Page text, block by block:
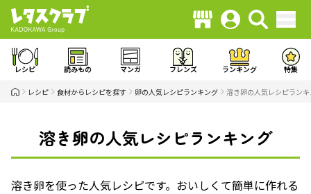
レシピ 読みもの マンガ フレンズ ランキング 特集
レシピ 食材からレシピを探す 卵の人気レシピランキング 溶き卵の人気レシピラン
溶き卵の人気レシピランキング
溶き卵を使った人気レシピです。おいしくて簡単に作れる